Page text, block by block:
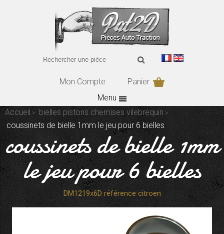
Mon Compte
Panier
Menu
Accueil
bielles pistons chemises vilebrequin
coussinets de bielle 1mm le jeu pour 6 bielles
coussinets de bielle 1mm
le jeu pour 6 bielles
DM1219x6D référence citroen